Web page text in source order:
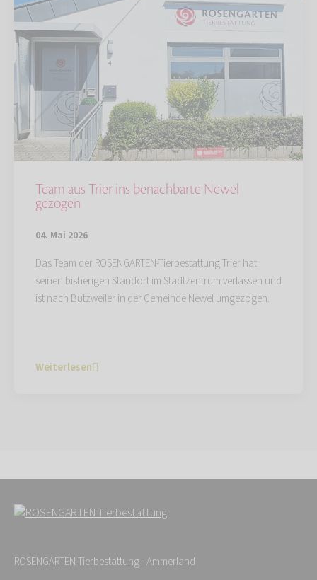
Team aus Trier ins benachbarte Newel
gezogen
04. Mai 2026
Das Team der ROSENGARTEN-Tierbestattung Trier hat
seinen bisherigen Standort im Stadtzentrum verlassen und
ist nach Butzweiler in der Gemeinde Newel umgezogen.
Weiterlesen
ROSENGARTEN-Tierbestattung - Ammerland